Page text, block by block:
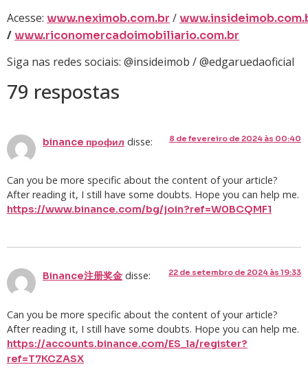
Acesse: www.neximob.com.br /
/www.riconomercadoimobiliario.com.br
Siga nas redes sociais: @insideimob / @edgaruedaoficial
79 respostas
binance профил disse: 8 de fevereiro de 2024 às 00:40
Can you be more specific about the content of your article?
After reading it, I still have some doubts. Hope you can help me.
https://www.binance.com/bg/join?ref=W0BCQMF1
Binance注册奖金 disse: 22 de setembro de 2024 às 19:33
Can you be more specific about the content of your article?
After reading it, I still have some doubts. Hope you can help me.
https://accounts.binance.com/ES_la/register?
ref=T7KCZASX